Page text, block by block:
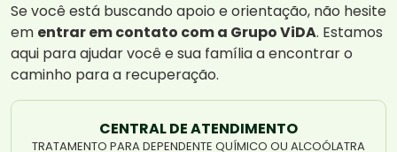
Se você está buscando apoio e orientação, não hesite
em entrar em contato com a Grupo ViDA. Estamos
aqui para ajudar você e sua família a encontrar o
caminho para a recuperação.
CENTRAL DE ATENDIMENTO
TRATAMENTO PARA DEPENDENTE QUÍMICO OU ALCOÓLATRA